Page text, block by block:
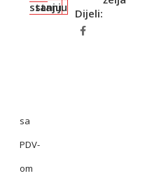
sa
PDV-
om
stanju
stanju
Dijeli: